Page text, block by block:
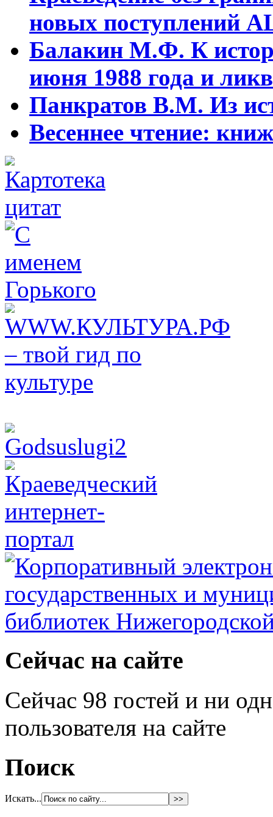
новых поступлений
Балакин М.Ф. К
июня 1988 года и
Панкратов В.М. Из
Весеннее чтение:
Сейчас на сайте
Сейчас 98 гостей и ни
пользователя на сайте
Поиск
Искать...